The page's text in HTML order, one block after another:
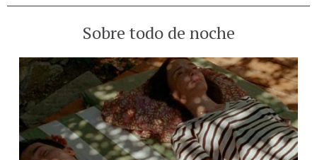
Sobre todo de noche